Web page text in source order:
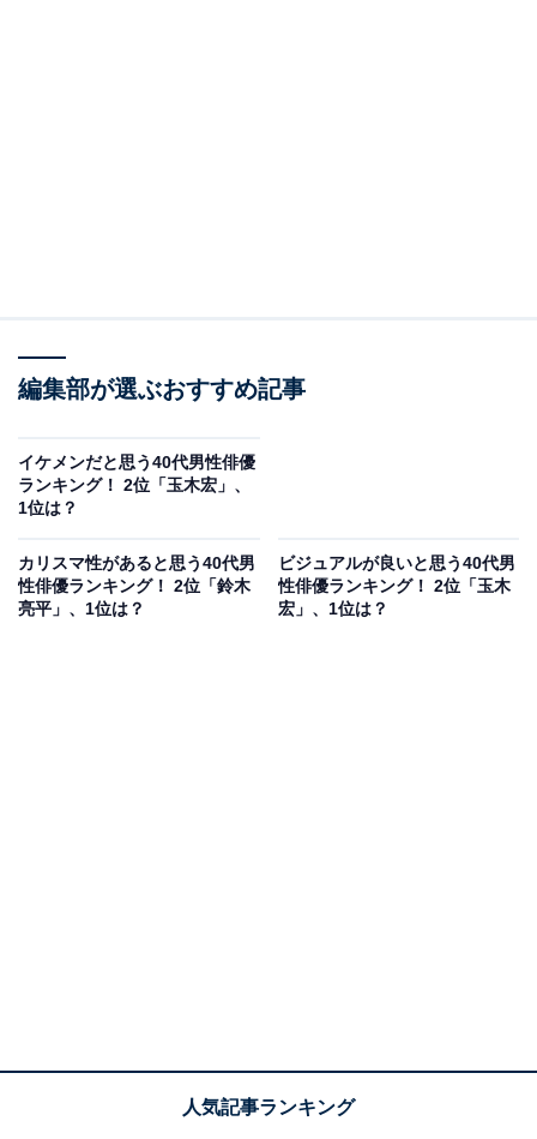
演じることが多い中、桐野夏生さん原作の映画『東京
島』では男だらけの無人島でサバイバルする役に挑むな
るそうです。
で」（40代回答しない／兵庫県）、「奥ゆかしい感じが
いいから」（30代女性／大阪府）、「どんな人にでも優
1位：石田ゆり子（69票）
編集部が選ぶおすすめ記事
イケメンだと思う40代男性俳優
ランキング！ 2位「玉木宏」、
1位は？
カリスマ性があると思う40代男
性俳優ランキング！ 2位「鈴木
亮平」、1位は？
ビジュアルが良いと思う40代男
性俳優ランキング！ 2位「玉木
宏」、1位は？